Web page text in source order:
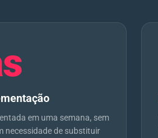
em uma semana, sem
necessidade de substituir